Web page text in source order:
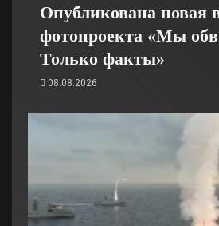
Опубликована новая
фотопроекта «Мы
Только факты»
08.08.2026